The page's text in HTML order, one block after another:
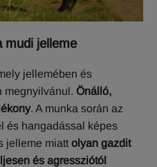
mudi jelleme
jellemében és
megnyilvánul. Önálló,
. A munka során az
és hangadással képes
jelleme miatt olyan gazdit
és agressziótól